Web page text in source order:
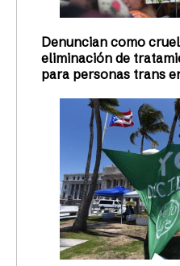
Denuncian como
eliminación de
para personas trans